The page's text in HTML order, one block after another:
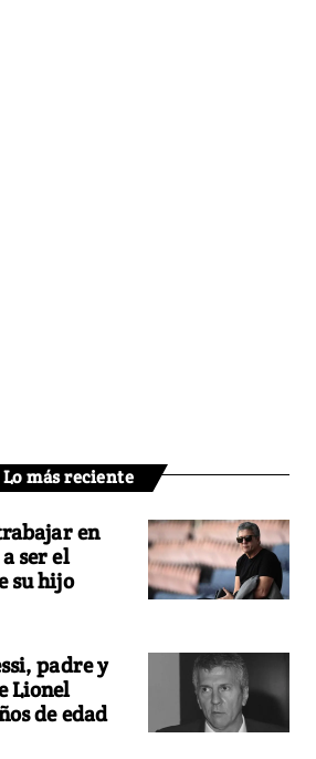
Lo más reciente
en
ser el
su hijo
padre y
Lionel
de edad